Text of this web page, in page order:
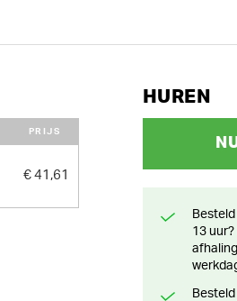
PRIJS
€ 41,61
HUREN
Besteld op weekdagen voor
13
Besteld tijdens het weekend?